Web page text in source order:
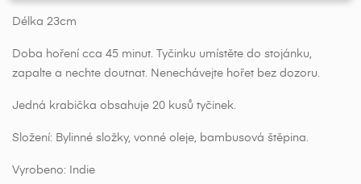
Délka 23cm
Doba hoření cca 45 minut. Tyčinku umístěte do stojánku,
zapalte a nechte doutnat. Nenechávejte hořet bez dozoru.
Jedná krabička obsahuje 20 kusů tyčinek.
Složení: Bylinné složky, vonné oleje, bambusová štěpina.
Vyrobeno: Indie